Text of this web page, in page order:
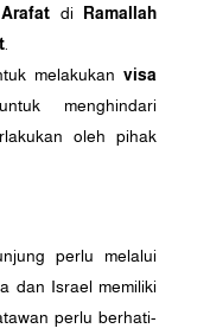
di
Ramallah
.
melakukanvisa
menghindari
oleh pihak
perlu melalui
dan Israel memiliki
perlu berhati-